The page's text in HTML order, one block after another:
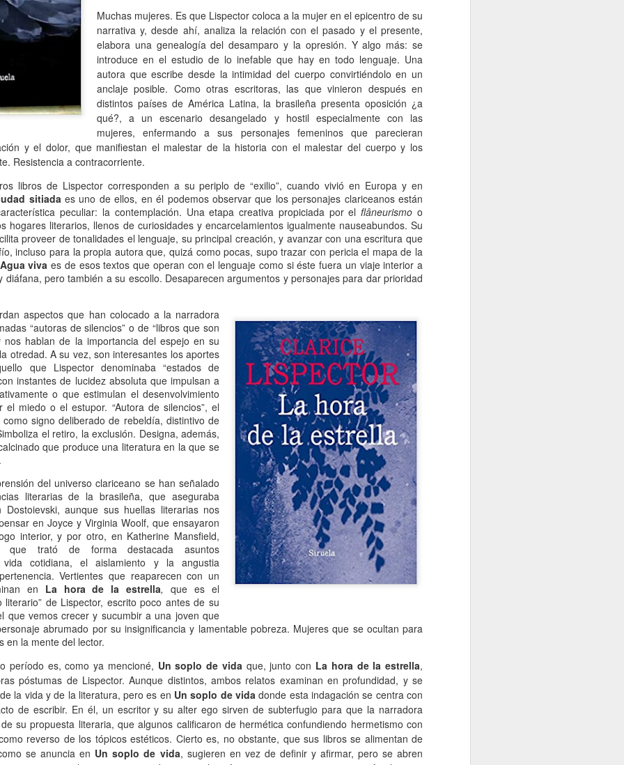
Muchas mujeres. Es que Lispector coloca a la mujer en el epicentro de su
narrativa y, desde ahí, analiza la relación con el pasado y el presente,
elabora una genealogía del desamparo y la opresión. Y algo más: se
introduce en el estudio de lo inefable que hay en todo lenguaje. Una
autora que escribe desde la intimidad del cuerpo convirtiéndolo en un
anclaje posible. Como otras escritoras, las que vinieron después en
distintos países de América Latina, la brasileña presenta oposición ¿a
qué?, a un escenario desangelado y hostil especialmente con las
mujeres, enfermando a sus personajes femeninos que parecieran
y el dolor, que manifiestan el malestar de la historia con el malestar del cuerpo y los
Resistencia a contracorriente.
libros de Lispector corresponden a su periplo de “exilio”, cuando vivió en Europa y en
sitiadaes uno de ellos, en él podemos observar que los personajes clariceanos están
peculiar: la contemplación. Una etapa creativa propiciada por elflâneurismo o
hogares literarios, llenos de curiosidades y encarcelamientos igualmente nauseabundos. Su
proveer de tonalidades el lenguaje, su principal creación, y avanzar con una escritura que
incluso para la propia autora que, quizá como pocas, supo trazar con pericia el mapa de la
Agua viva es de esos textos que operan con el lenguaje como si éste fuera un viaje interior a
diáfana, pero también a su escollo. Desaparecen argumentos y personajes para dar prioridad
aspectos que han colocado a la narradora
“autoras de silencios” o de “libros que son
nos hablan de la importancia del espejo en su
otredad. A su vez, son interesantes los aportes
que Lispector denominaba “estados de
instantes de lucidez absoluta que impulsan a
o que estimulan el desenvolvimiento
miedo o el estupor. “Autora de silencios”, el
signo deliberado de rebeldía, distintivo de
el retiro, la exclusión. Designa, además,
que produce una literatura en la que se
del universo clariceano se han señalado
literarias de la brasileña, que aseguraba
aunque sus huellas literarias nos
en Joyce y Virginia Woolf, que ensayaron
interior, y por otro, en Katherine Mansfield,
que trató de forma destacada asuntos
cotidiana, el aislamiento y la angustia
Vertientes que reaparecen con un
en La hora de la estrella, que es el
literario” de Lispector, escrito poco antes de su
que vemos crecer y sucumbir a una joven que
abrumado por su insignificancia y lamentable pobreza. Mujeres que se ocultan para
en la mente del lector.
período es, como ya mencioné, Un soplo de vidaque, junto con La hora de la estrella,
póstumas de Lispector. Aunque distintos, ambos relatos examinan en profundidad, y se
la vida y de la literatura, pero es en Un soplo de vida donde esta indagación se centra con
de escribir. En él, un escritor y su alter ego sirven de subterfugio para que la narradora
su propuesta literaria, que algunos calificaron de hermética confundiendo hermetismo con
reverso de los tópicos estéticos. Cierto es, no obstante, que sus libros se alimentan de
se anuncia en Un soplo de vida, sugieren en vez de definir y afirmar, pero se abren
veces, la lectora regresa a libros entrañables que leyó hace tiempo.
tarde le gustaría volver a Virginia Woolf.
un libro al azar y lo abre. Inmediatamente reconoce el cuarto.
algunas líneas…
no está en su escritorio. Junto a la ventana, el pequeño sillón
la última luz que llega del jardín. Virginia lee. Algunas tardes
¿Broncearse? ¡Un quemo!
Por Guadalupe Treibel
el asunto para quienes todavía se rompen el coco buscando la
segura de quedar color canela: el bronceado saludable no existe.
un oxímoron, un verso. Resulta que eso que llamamos “colorcito”
en términos médicos, la respuesta a un daño: la piel produce
para defenderse porque la radiación ya empezó a dañar el
de sus células.
Por Mariela Sexer
es algo que me enorgullece, creo que lo hago muy bien y
mucho la libertad, la independencia y el poder que me da
señalé en la segunda entrega de La inspectora, mi newsletter, es
significativa la diferencia de licencias de conducir otorgadas según
en Argentina.
Argentina, la conducción continúa siendo una actividad
masculina.
Instructivo para ordenar un costurero
Damiselas. Hemos recorrido un largo camino, muchachas,
a los varones publicistas de los años 70 con el fin de
a las mujeres cigarrillos (y habrían dicho casi cualquier otra
con tal de inducirnos a comprar otro producto). Pero en el caso de
es real el extenso recorrido de este espacio, con mi casi
acompañamiento dentro del universo literario que se fue
entre sus damiselas firmantes y las/os lectores/as.
Sorpresa y media: Peña desencadenado
Por M.S.
sin medida por el llamado séptimo arte-, esa persona es, a no
Fernando Martín Peña. Alguien que desde muy joven se dedicó
como quien entra en religión, cumpliendo una vocación sagrada
entrega absoluta desde los 8, cuando recibió de regalo de su padre
proyector de super 8.